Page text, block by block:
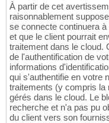
À partir de cet
raisonnablement
se connecte continuera
et que le client pourrait
traitement dans le cloud.
de l'authentification de
informations
qui s'authentifie en votre
traitements (y compris la
gérés dans le cloud. Le
recherche et n'a pas pu
du client vers son